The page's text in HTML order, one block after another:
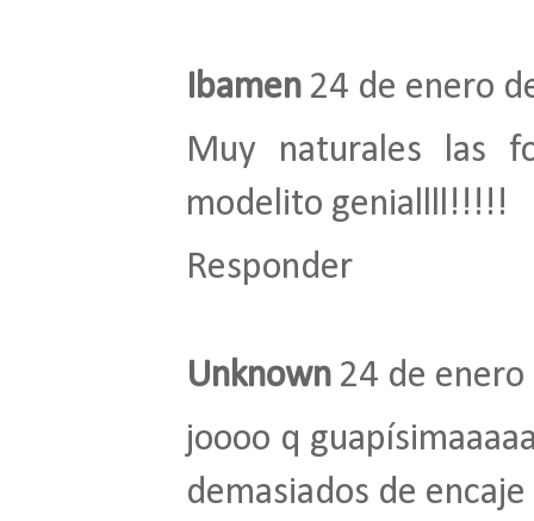
Ibamen 24 de enero
Muy naturales las
modelito geniallll!!!!!
Responder
Unknown 24 de
joooo q
demasiados de